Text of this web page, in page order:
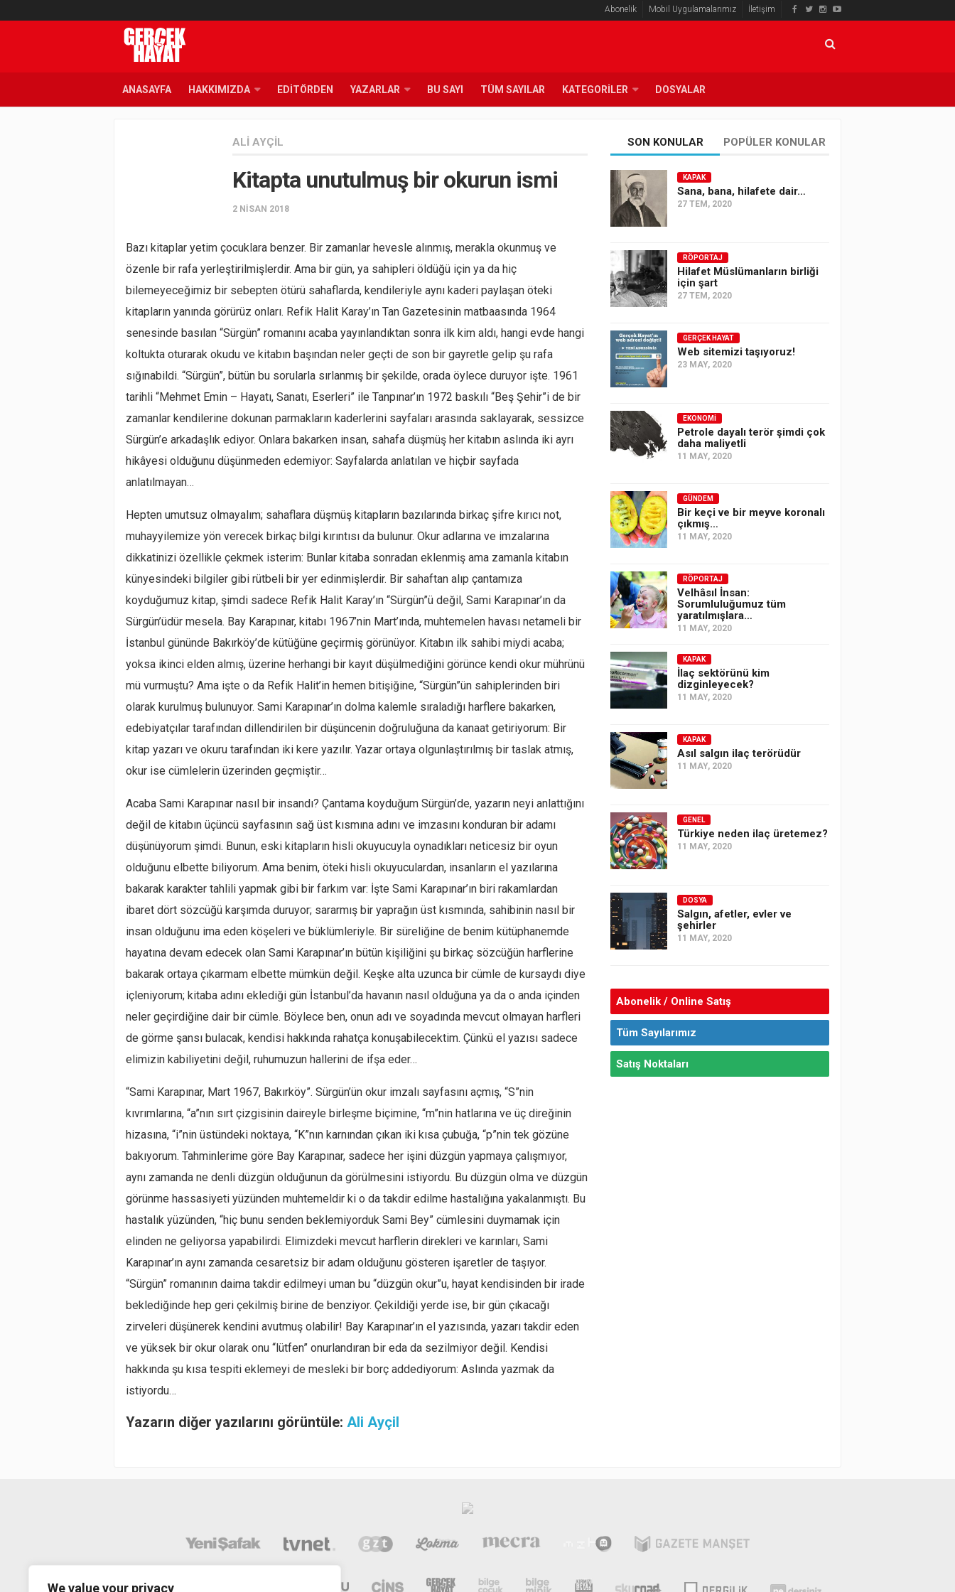
We value your privacy
Abonelik Mobil Uygulamalarımız İletişim
ANASAYFA HAKKIMIZDA EDITÖRDEN YAZARLAR BU SAYI TÜM SAYILAR KATEGORILER DOSYALAR
ALI AYÇIL
Kitapta unutulmuş bir okurun ismi
2 NISAN 2018
Bazı kitaplar yetim çocuklara benzer. Bir zamanlar hevesle alınmış, merakla okunmuş ve
özenle bir rafa yerleştirilmişlerdir. Ama bir gün, ya sahipleri öldüğü için ya da hiç
bilemeyeceğimiz bir sebepten ötürü sahaflarda, kendileriyle aynı kaderi paylaşan öteki
kitapların yanında görürüz onları. Refik Halit Karay’ın Tan Gazetesinin matbaasında 1964
senesinde basılan “Sürgün” romanını acaba yayınlandıktan sonra ilk kim aldı, hangi evde hangi
koltukta oturarak okudu ve kitabın başından neler geçti de son bir gayretle gelip şu rafa
sığınabildi. “Sürgün”, bütün bu sorularla sırlanmış bir şekilde, orada öylece duruyor işte. 1961
tarihli “Mehmet Emin – Hayatı, Sanatı, Eserleri” ile Tanpınar’ın 1972 baskılı “Beş Şehir”i de bir
zamanlar kendilerine dokunan parmakların kaderlerini sayfaları arasında saklayarak, sessizce
Sürgün’e arkadaşlık ediyor. Onlara bakarken insan, sahafa düşmüş her kitabın aslında iki ayrı
hikâyesi olduğunu düşünmeden edemiyor: Sayfalarda anlatılan ve hiçbir sayfada
anlatılmayan…
Hepten umutsuz olmayalım; sahaflara düşmüş kitapların bazılarında birkaç şifre kırıcı not,
muhayyilemize yön verecek birkaç bilgi kırıntısı da bulunur. Okur adlarına ve imzalarına
dikkatinizi özellikle çekmek isterim: Bunlar kitaba sonradan eklenmiş ama zamanla kitabın
künyesindeki bilgiler gibi rütbeli bir yer edinmişlerdir. Bir sahaftan alıp çantamıza
koyduğumuz kitap, şimdi sadece Refik Halit Karay’ın “Sürgün”ü değil, Sami Karapınar’ın da
Sürgün’üdür mesela. Bay Karapınar, kitabı 1967’nin Mart’ında, muhtemelen havası netameli bir
İstanbul gününde Bakırköy’de kütüğüne geçirmiş görünüyor. Kitabın ilk sahibi miydi acaba;
yoksa ikinci elden almış, üzerine herhangi bir kayıt düşülmediğini görünce kendi okur mührünü
mü vurmuştu? Ama işte o da Refik Halit’in hemen bitişiğine, “Sürgün”ün sahiplerinden biri
olarak kurulmuş bulunuyor. Sami Karapınar’ın dolma kalemle sıraladığı harflere bakarken,
edebiyatçılar tarafından dillendirilen bir düşüncenin doğruluğuna da kanaat getiriyorum: Bir
kitap yazarı ve okuru tarafından iki kere yazılır. Yazar ortaya olgunlaştırılmış bir taslak atmış,
okur ise cümlelerin üzerinden geçmiştir…
Acaba Sami Karapınar nasıl bir insandı? Çantama koyduğum Sürgün’de, yazarın neyi anlattığını
değil de kitabın üçüncü sayfasının sağ üst kısmına adını ve imzasını konduran bir adamı
düşünüyorum şimdi. Bunun, eski kitapların hisli okuyucuyla oynadıkları neticesiz bir oyun
olduğunu elbette biliyorum. Ama benim, öteki hisli okuyuculardan, insanların el yazılarına
bakarak karakter tahlili yapmak gibi bir farkım var: İşte Sami Karapınar’ın biri rakamlardan
ibaret dört sözcüğü karşımda duruyor; sararmış bir yaprağın üst kısmında, sahibinin nasıl bir
insan olduğunu ima eden köşeleri ve büklümleriyle. Bir süreliğine de benim kütüphanemde
hayatına devam edecek olan Sami Karapınar’ın bütün kişiliğini şu birkaç sözcüğün harflerine
bakarak ortaya çıkarmam elbette mümkün değil. Keşke alta uzunca bir cümle de kursaydı diye
içleniyorum; kitaba adını eklediği gün İstanbul’da havanın nasıl olduğuna ya da o anda içinden
neler geçirdiğine dair bir cümle. Böylece ben, onun adı ve soyadında mevcut olmayan harfleri
de görme şansı bulacak, kendisi hakkında rahatça konuşabilecektim. Çünkü el yazısı sadece
elimizin kabiliyetini değil, ruhumuzun hallerini de ifşa eder…
“Sami Karapınar, Mart 1967, Bakırköy”. Sürgün’ün okur imzalı sayfasını açmış, “S”nin
kıvrımlarına, “a”nın sırt çizgisinin daireyle birleşme biçimine, “m”nin hatlarına ve üç direğinin
hizasına, “i”nin üstündeki noktaya, “K”nın karnından çıkan iki kısa çubuğa, “p”nin tek gözüne
bakıyorum. Tahminlerime göre Bay Karapınar, sadece her işini düzgün yapmaya çalışmıyor,
aynı zamanda ne denli düzgün olduğunun da görülmesini istiyordu. Bu düzgün olma ve düzgün
görünme hassasiyeti yüzünden muhtemeldir ki o da takdir edilme hastalığına yakalanmıştı. Bu
hastalık yüzünden, “hiç bunu senden beklemiyorduk Sami Bey” cümlesini duymamak için
elinden ne geliyorsa yapabilirdi. Elimizdeki mevcut harflerin direkleri ve karınları, Sami
Karapınar’ın aynı zamanda cesaretsiz bir adam olduğunu gösteren işaretler de taşıyor.
“Sürgün” romanının daima takdir edilmeyi uman bu “düzgün okur”u, hayat kendisinden bir irade
beklediğinde hep geri çekilmiş birine de benziyor. Çekildiği yerde ise, bir gün çıkacağı
zirveleri düşünerek kendini avutmuş olabilir! Bay Karapınar’ın el yazısında, yazarı takdir eden
ve yüksek bir okur olarak onu “lütfen” onurlandıran bir eda da sezilmiyor değil. Kendisi
hakkında şu kısa tespiti eklemeyi de mesleki bir borç addediyorum: Aslında yazmak da
istiyordu…
Yazarın diğer yazılarını görüntüle: Ali Ayçil
SON KONULAR POPÜLER KONULAR
KAPAK
Sana, bana, hilafete dair…
27 TEM, 2020
RÖPORTAJ
Hilafet Müslümanların birliği
için şart
27 TEM, 2020
GERÇEK HAYAT
Web sitemizi taşıyoruz!
23 MAY, 2020
EKONOMI
Petrole dayalı terör şimdi çok
daha maliyetli
11 MAY, 2020
GÜNDEM
Bir keçi ve bir meyve koronalı
çıkmış…
11 MAY, 2020
RÖPORTAJ
Velhâsıl İnsan:
Sorumluluğumuz tüm
yaratılmışlara…
11 MAY, 2020
KAPAK
İlaç sektörünü kim
dizginleyecek?
11 MAY, 2020
KAPAK
Asıl salgın ilaç terörüdür
11 MAY, 2020
GENEL
Türkiye neden ilaç üretemez?
11 MAY, 2020
DOSYA
Salgın, afetler, evler ve
şehirler
11 MAY, 2020
Abonelik / Online Satış
Tüm Sayılarımız
Satış Noktaları